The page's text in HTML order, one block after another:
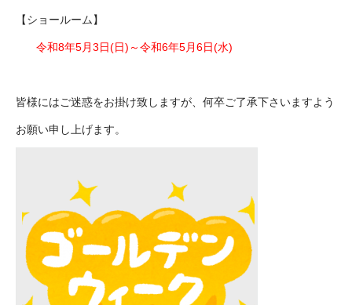
【ショールーム】
令和8年5月3日(日)～令和6年5月6日(水)
皆様にはご迷惑をお掛け致しますが、何卒ご了承下さいますよう
お願い申し上げます。